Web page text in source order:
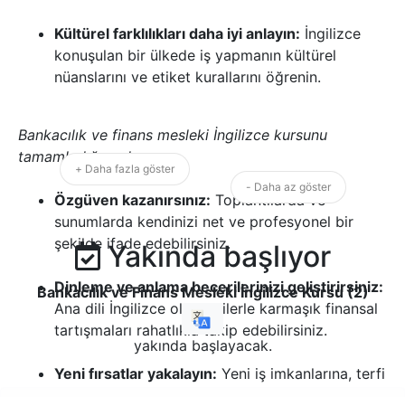
Kültürel farklılıkları daha iyi anlayın: İngilizce
konuşulan bir ülkede iş yapmanın kültürel
nüanslarını ve etiket kurallarını öğrenin.
Bankacılık ve finans mesleki İngilizce kursunu
tamamladığınızda::
Özgüven kazanırsınız: Toplantılarda ve
sunumlarda kendinizi net ve profesyonel bir
şekilde ifade edebilirsiniz.
Dinleme ve anlama becerilerinizi geliştirirsiniz:
Ana dili İngilizce olan kişilerle karmaşık finansal
tartışmaları rahatlıkla takip edebilirsiniz.
Yeni fırsatlar yakalayın: Yeni iş imkanlarına, terfi
+ Daha fazla göster
- Daha az göster
Yakında başlıyor
Bankacılık ve Finans Mesleki İngilizce Kursu (2)
yakında başlayacak.